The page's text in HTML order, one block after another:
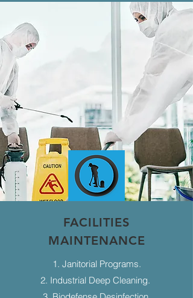
FACILITIES
MAINTENANCE
1. Janitorial Programs.
2. Industrial Deep Cleaning.